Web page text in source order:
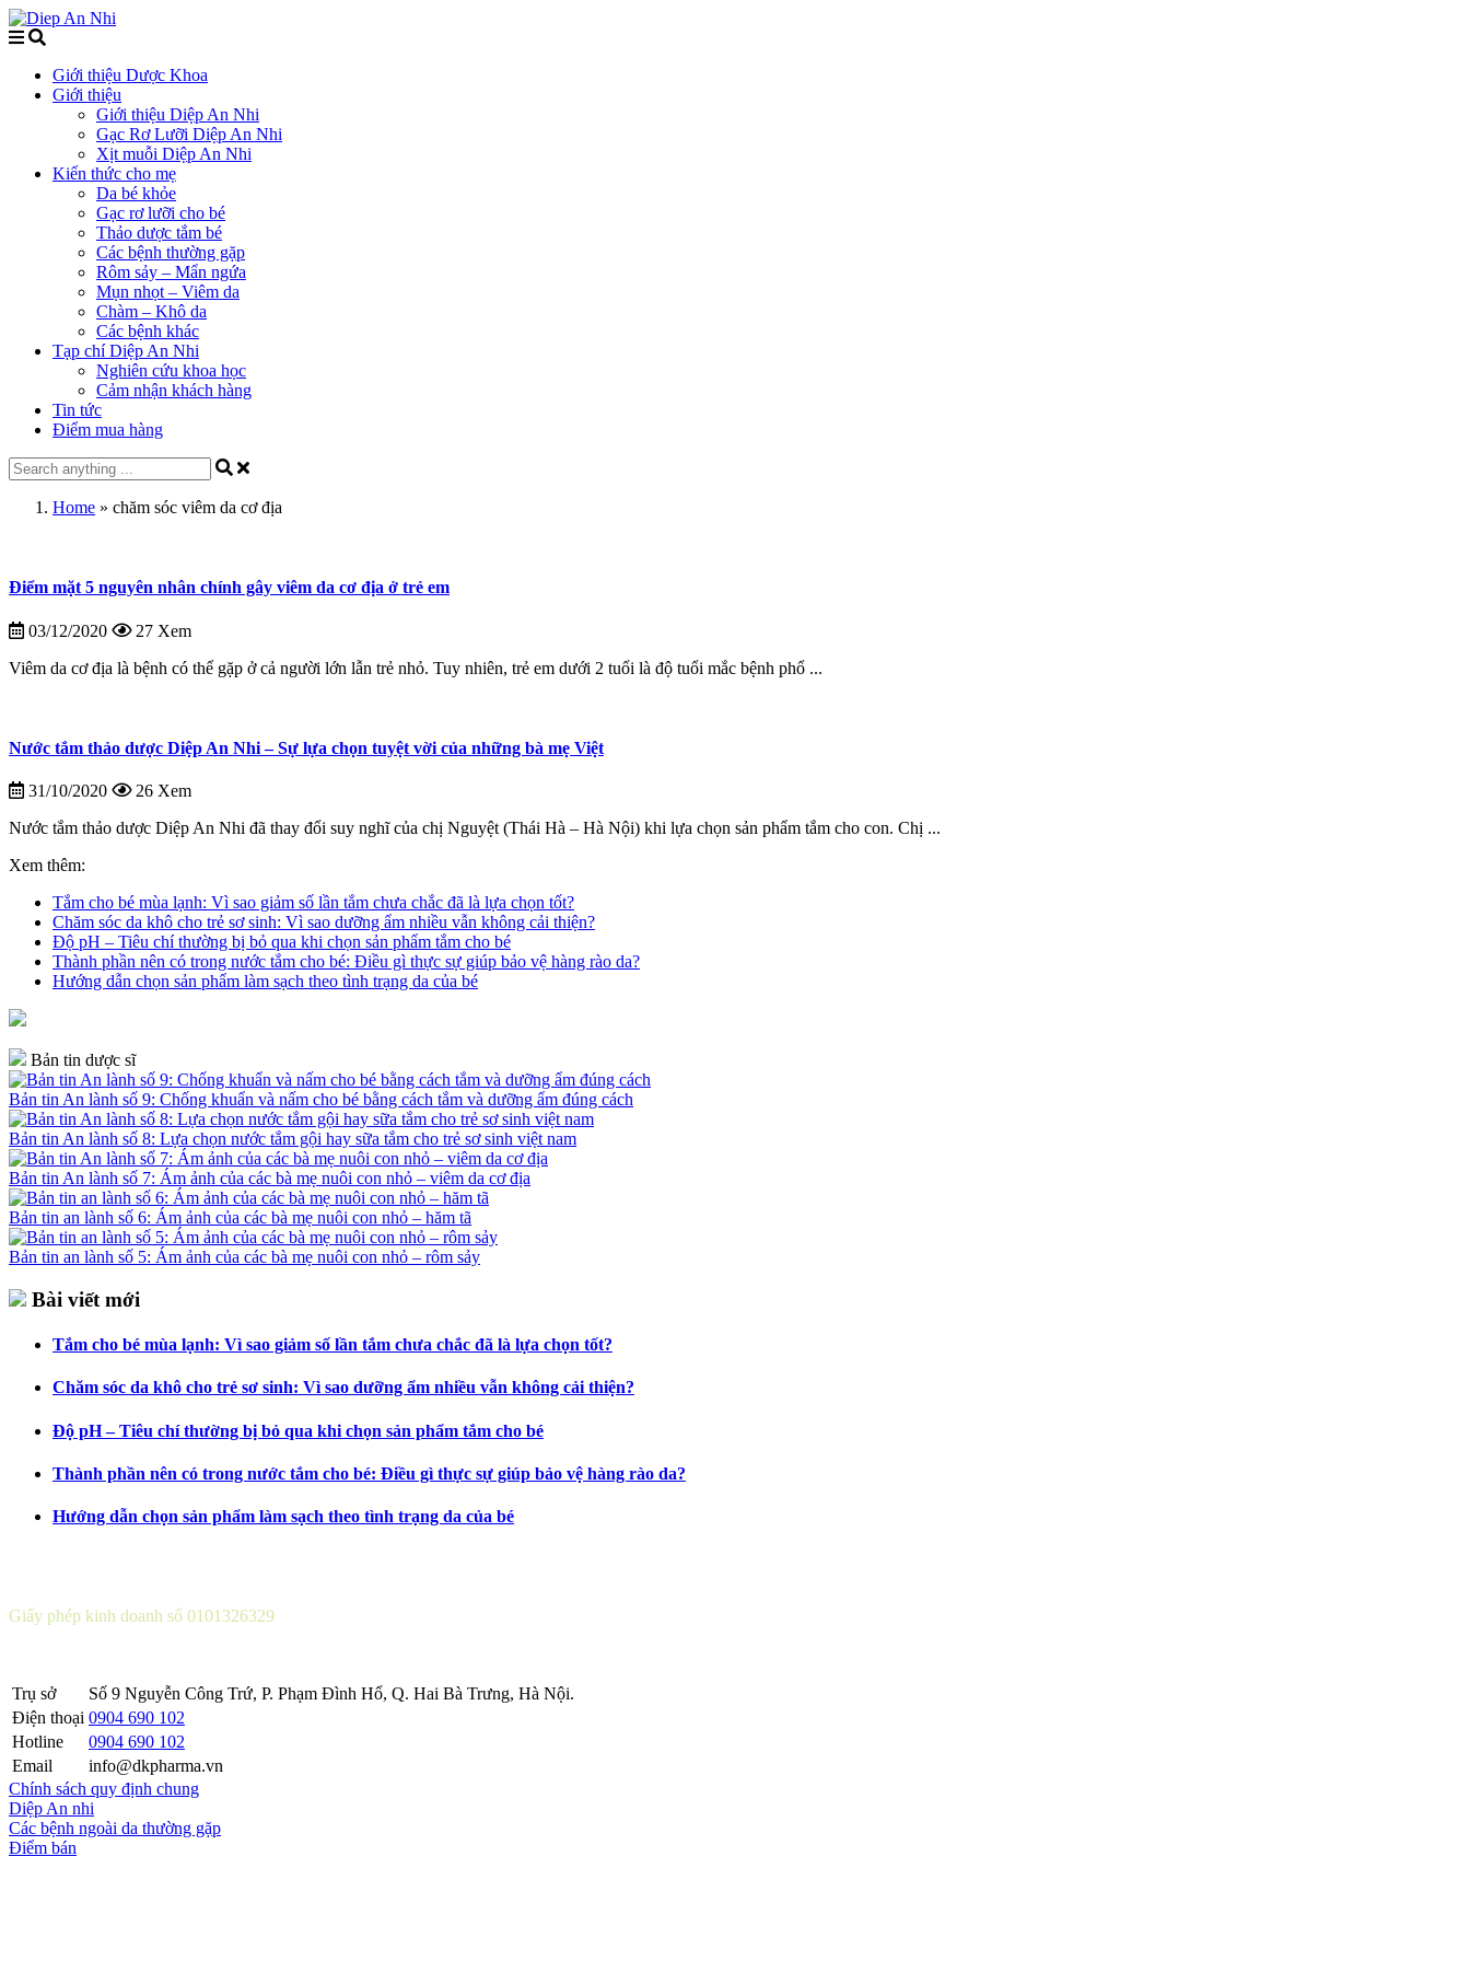
Giới thiệu Dược Khoa
Giới thiệu
Giới thiệu Diệp An Nhi
Gạc Rơ Lưỡi Diệp An Nhi
Xịt muỗi Diệp An Nhi
Kiến thức cho mẹ
Da bé khỏe
Gạc rơ lưỡi cho bé
Thảo dược tắm bé
Các bệnh thường gặp
Rôm sảy – Mẩn ngứa
Mụn nhọt – Viêm da
Chàm – Khô da
Các bệnh khác
Tạp chí Diệp An Nhi
Nghiên cứu khoa học
Cảm nhận khách hàng
Tin tức
Điểm mua hàng
Home » chăm sóc viêm da cơ địa
Điểm mặt 5 nguyên nhân chính gây viêm da cơ địa ở trẻ em
03/12/2020 27 Xem
Viêm da cơ địa là bệnh có thể gặp ở cả người lớn lẫn trẻ nhỏ. Tuy nhiên, trẻ em dưới 2 tuổi là độ tuổi mắc bệnh phổ ...
Nước tắm thảo dược Diệp An Nhi – Sự lựa chọn tuyệt vời của những bà mẹ Việt
31/10/2020 26 Xem
Nước tắm thảo dược Diệp An Nhi đã thay đổi suy nghĩ của chị Nguyệt (Thái Hà – Hà Nội) khi lựa chọn sản phẩm tắm cho con. Chị ...
Xem thêm:
Tắm cho bé mùa lạnh: Vì sao giảm số lần tắm chưa chắc đã là lựa chọn tốt?
Chăm sóc da khô cho trẻ sơ sinh: Vì sao dưỡng ẩm nhiều vẫn không cải thiện?
Độ pH – Tiêu chí thường bị bỏ qua khi chọn sản phẩm tắm cho bé
Thành phần nên có trong nước tắm cho bé: Điều gì thực sự giúp bảo vệ hàng rào da?
Hướng dẫn chọn sản phẩm làm sạch theo tình trạng da của bé
Bản tin dược sĩ
Bản tin An lành số 9: Chống khuẩn và nấm cho bé bằng cách tắm và dưỡng ẩm đúng cách
Bản tin An lành số 8: Lựa chọn nước tắm gội hay sữa tắm cho trẻ sơ sinh việt nam
Bản tin An lành số 7: Ám ảnh của các bà mẹ nuôi con nhỏ – viêm da cơ địa
Bản tin an lành số 6: Ám ảnh của các bà mẹ nuôi con nhỏ – hăm tã
Bản tin an lành số 5: Ám ảnh của các bà mẹ nuôi con nhỏ – rôm sảy
Bài viết mới
Tắm cho bé mùa lạnh: Vì sao giảm số lần tắm chưa chắc đã là lựa chọn tốt?
Chăm sóc da khô cho trẻ sơ sinh: Vì sao dưỡng ẩm nhiều vẫn không cải thiện?
Độ pH – Tiêu chí thường bị bỏ qua khi chọn sản phẩm tắm cho bé
Thành phần nên có trong nước tắm cho bé: Điều gì thực sự giúp bảo vệ hàng rào da?
Hướng dẫn chọn sản phẩm làm sạch theo tình trạng da của bé
Giấy phép kinh doanh số 0101326329
Trụ sở
Số 9 Nguyễn Công Trứ, P. Phạm Đình Hổ, Q. Hai Bà Trưng, Hà Nội.
Điện thoại 0904 690 102
Hotline
0904 690 102
Email
info@dkpharma.vn
Chính sách quy định chung
Diệp An nhi
Các bệnh ngoài da thường gặp
Điểm bán